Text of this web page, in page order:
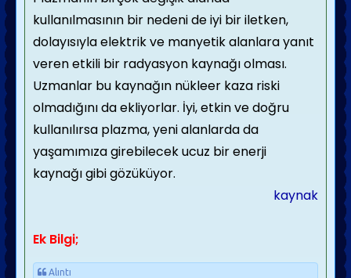
kullanılmasının bir nedeni de iyi bir iletken,
dolayısıyla elektrik ve manyetik alanlara yanıt
veren etkili bir radyasyon kaynağı olması.
Uzmanlar bu kaynağın nükleer kaza riski
olmadığını da ekliyorlar. İyi, etkin ve doğru
kullanılırsa plazma, yeni alanlarda da
yaşamımıza girebilecek ucuz bir enerji
kaynağı gibi gözüküyor.
kaynak
Ek Bilgi;
Alıntı